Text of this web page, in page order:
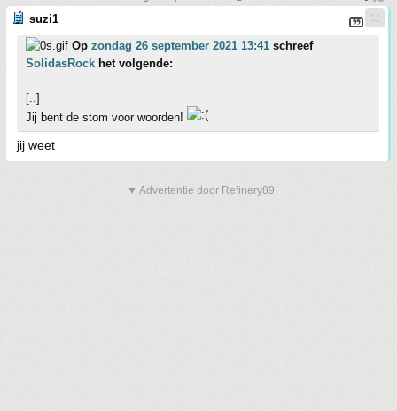
suzi1
Op zondag 26 september 2021 13:41 schreef
SolidasRock het volgende:
[..]
Jij bent de stom voor woorden!
jij weet
▼ Advertentie door Refinery89